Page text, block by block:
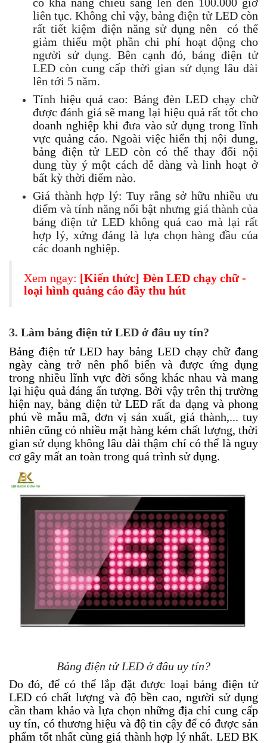
liên tục. Không chỉ vậy, bảng điện tử LED còn
rất tiết kiệm điện năng sử dụng nên có thể
giảm thiểu một phần chi phí hoạt động cho
người sử dụng. Bên cạnh đó, bảng điện tử
LED còn cung cấp thời gian sử dụng lâu dài
lên tới 5 năm.
Tính hiệu quả cao: Bảng đèn LED chạy chữ
được đánh giá sẽ mang lại hiệu quả rất tốt cho
doanh nghiệp khi đưa vào sử dụng trong lĩnh
vực quảng cáo. Ngoài việc hiển thị nội dung,
bảng điện tử LED còn có thể thay đổi nội
dung tùy ý một cách dễ dàng và linh hoạt ở
bất kỳ thời điểm nào.
Giá thành hợp lý: Tuy rằng sở hữu nhiều ưu
điểm và tính năng nổi bật nhưng giá thành của
bảng điện tử LED không quá cao mà lại rất
hợp lý, xứng đáng là lựa chọn hàng đầu của
các doanh nghiệp.
Xem ngay: [Kiến thức] Đèn LED chạy chữ -
loại hình quảng cáo đầy thu hút
3. Làm bảng điện tử LED ở đâu uy tín?
Bảng điện tử LED hay bảng LED chạy chữ đang
ngày càng trở nên phổ biến và được ứng dụng
trong nhiều lĩnh vực đời sống khác nhau và mang
lại hiệu quả đáng ấn tượng. Bởi vậy trên thị trường
hiện nay, bảng điện tử LED rất đa dạng và phong
phú về mẫu mã, đơn vị sản xuất, giá thành,... tuy
nhiên cũng có nhiều mặt hàng kém chất lượng, thời
gian sử dụng không lâu dài thậm chí có thể là nguy
cơ gây mất an toàn trong quá trình sử dụng.
Bảng điện tử LED ở đâu uy tín?
Do đó, để có thể lắp đặt được loại bảng điện tử
LED có chất lượng và độ bền cao, người sử dụng
cần tham khảo và lựa chọn những địa chỉ cung cấp
uy tín, có thương hiệu và độ tin cậy để có được sản
phẩm tốt nhất cùng giá thành hợp lý nhất. LED BK